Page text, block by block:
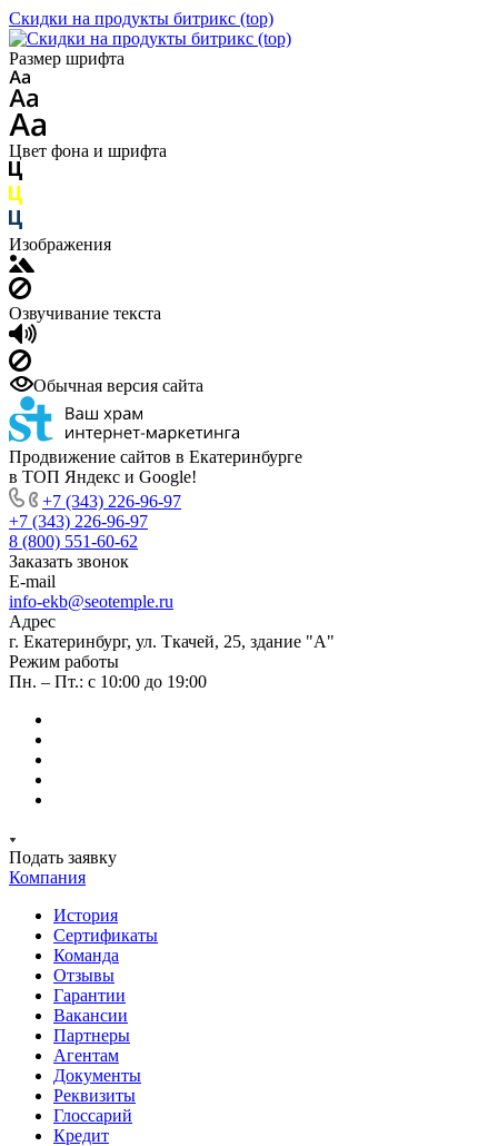
Скидки на продукты битрикс (top)
Размер шрифта
Цвет фона и шрифта
Изображения
Озвучивание текста
Обычная версия сайта
Продвижение сайтов в Екатеринбурге
в ТОП Яндекс и Google!
+7 (343) 226-96-97
+7 (343) 226-96-97
8 (800) 551-60-62
Заказать звонок
E-mail
info-ekb@seotemple.ru
Адрес
г. Екатеринбург, ул. Ткачей, 25, здание "А"
Режим работы
Пн. – Пт.: с 10:00 до 19:00
Подать заявку
Компания
История
Сертификаты
Команда
Отзывы
Гарантии
Вакансии
Партнеры
Агентам
Документы
Реквизиты
Глоссарий
Кредит